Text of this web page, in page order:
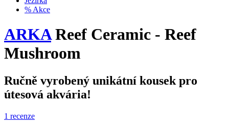
% Akce
ARKAReef Ceramic - Reef
Mushroom
Ručně vyrobený unikátní kousek pro
útesová akvária!
1 recenze